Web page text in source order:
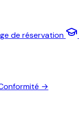
de réservation
→